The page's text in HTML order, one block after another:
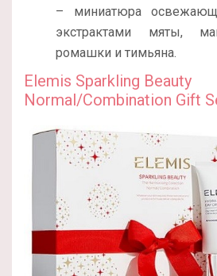
– миниатюра
экстрактами мяты,
ромашки и тимьяна.
Elemis Sparkling Beauty
Normal/Combination Gift